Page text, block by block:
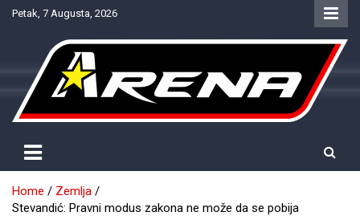
SkipPetak, 7 Augusta, 2026
NTV Arena
Home
Zemlja
Stevandić: Pravni modus zakona ne može da se pobija